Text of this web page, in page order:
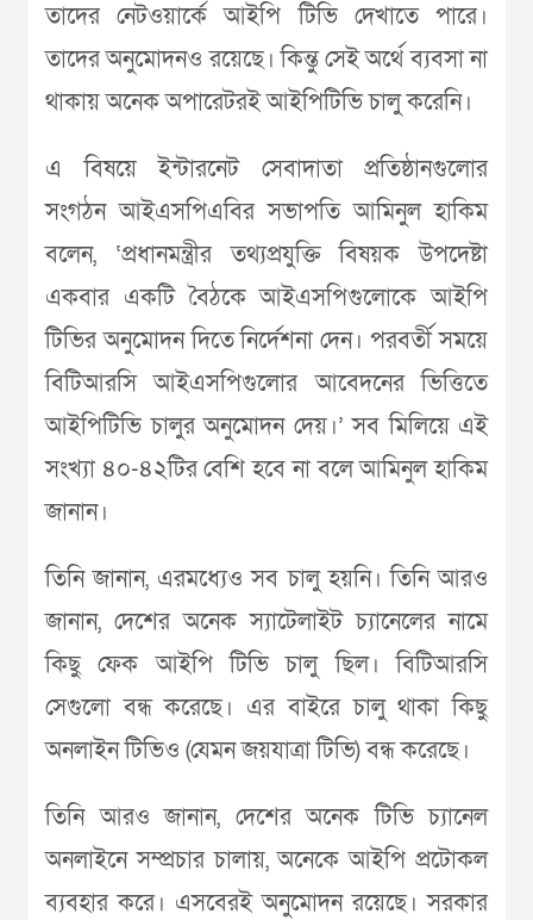
তাদের নেটওয়ার্কে আইপি টিভি দেখাতে পারে।
তাদের অনুমোদনও রয়েছে। কিন্তু সেই অর্থে ব্যবসা না
থাকায় অনেক অপারেটরই আইপিটিভি চালু করেনি।
এ বিষয়ে ইন্টারনেট সেবাদাতা প্রতিষ্ঠানগুলোর
সংগঠন আইএসপিএবির সভাপতি আমিনুল হাকিম
বলেন, ‘প্রধানমন্ত্রীর তথ্যপ্রযুক্তি বিষয়ক উপদেষ্টা
একবার একটি বৈঠকে আইএসপিগুলোকে আইপি
টিভির অনুমোদন দিতে নির্দেশনা দেন। পরবর্তী সময়ে
বিটিআরসি আইএসপিগুলোর আবেদনের ভিত্তিতে
আইপিটিভি চালুর অনুমোদন দেয়।’ সব মিলিয়ে এই
সংখ্যা ৪০-৪২টির বেশি হবে না বলে আমিনুল হাকিম
জানান।
তিনি জানান, এরমধ্যেও সব চালু হয়নি। তিনি আরও
জানান, দেশের অনেক স্যাটেলাইট চ্যানেলের নামে
কিছু ফেক আইপি টিভি চালু ছিল। বিটিআরসি
সেগুলো বন্ধ করেছে। এর বাইরে চালু থাকা কিছু
অনলাইন টিভিও (যেমন জয়যাত্রা টিভি) বন্ধ করেছে।
তিনি আরও জানান, দেশের অনেক টিভি চ্যানেল
অনলাইনে সম্প্রচার চালায়, অনেকে আইপি প্রটোকল
ব্যবহার করে। এসবেরই অনুমোদন রয়েছে। সরকার